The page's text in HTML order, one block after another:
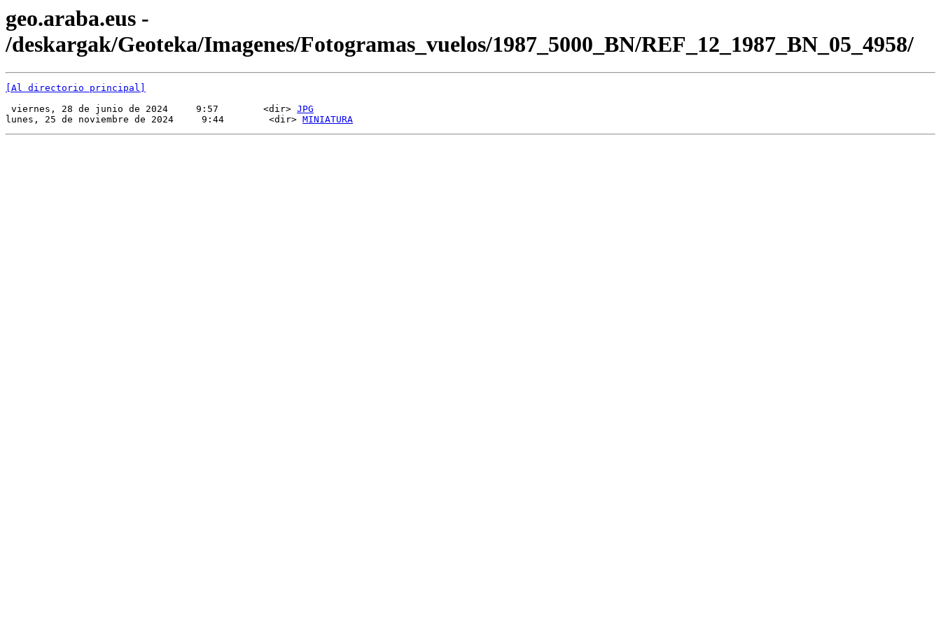
geo.araba.eus -
/deskargak/Geoteka/Imagenes/Fotogramas_vuelos/1987_5000_BN/REF_12_1987_BN_05_4958/
[Al directorio principal]
viernes, 28 de junio de 2024     9:57        <dir> JPG
lunes, 25 de noviembre de 2024     9:44        <dir> MINIATURA